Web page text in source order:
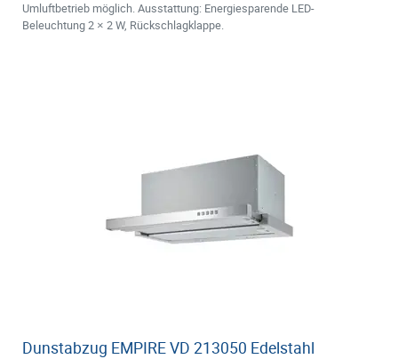
Umluftbetrieb möglich. Ausstattung: Energiesparende LED-
Beleuchtung 2 × 2 W, Rückschlagklappe.
Dunstabzug EMPIRE VD 213050 Edelstahl